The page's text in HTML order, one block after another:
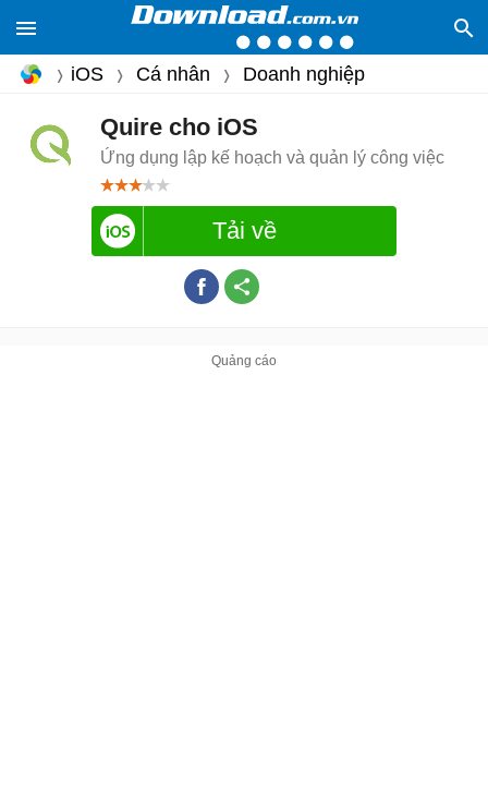
iOS Cá nhân Doanh nghiệp
Quire cho iOS
Ứng dụng lập kế hoạch và quản lý công việc
Tải về